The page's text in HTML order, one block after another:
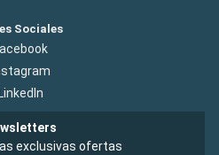
Sociales
LinkedIn
exclusivas ofertas